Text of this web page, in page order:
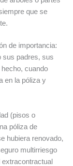
que se
de importancia:
sus padres, sus
cuando
en la póliza y
(pisos o
póliza de
hubiera renovado,
multirriesgo